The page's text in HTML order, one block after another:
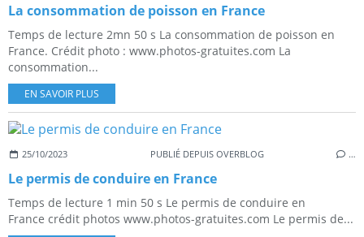
La consommation de poisson en France
Temps de lecture 2mn 50 s La consommation de poisson en
France. Crédit photo : www.photos-gratuites.com La
consommation...
EN SAVOIR PLUS
25/10/2023 PUBLIÉ DEPUIS OVERBLOG …
Le permis de conduire en France
Temps de lecture 1 min 50 s Le permis de conduire en
France crédit photos www.photos-gratuites.com Le permis de...